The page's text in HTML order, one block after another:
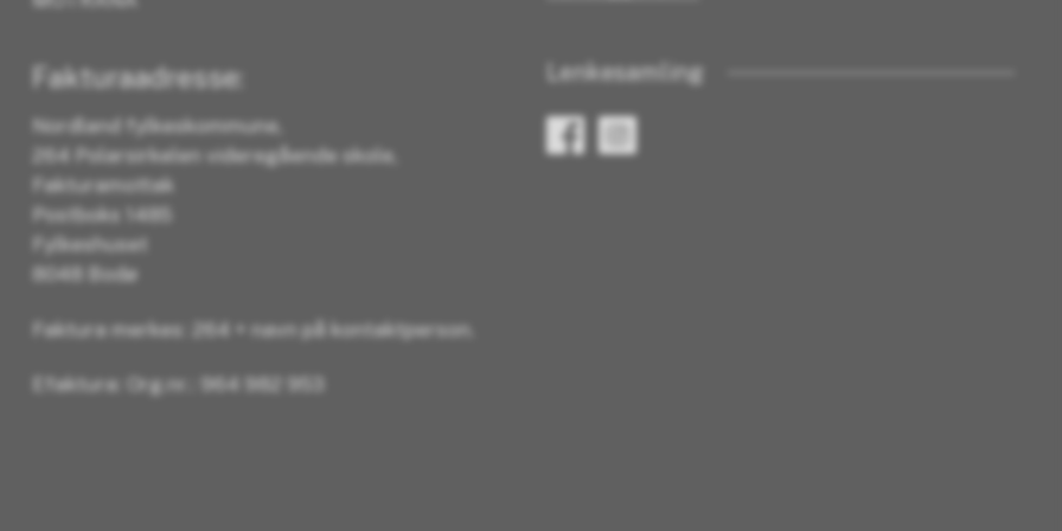
Fakturaadresse:
Nordland fylkeskommune,
264 Polarsirkelen videregående skole,
Fakturamottak
Postboks 1485
Fylkeshuset
8048 Bodø
Faktura merkes: 264 + navn på kontaktperson.
Efaktura: Org.nr.: 964 982 953
Lenkesamling